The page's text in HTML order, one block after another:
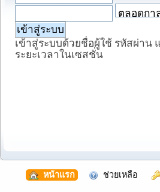
เข้าสู่ระบบด้วยชื่อผู้ใช้ รหัสผ่าน
ระยะเวลาในเซสชั่น
หน้าแรก ช่วยเหลือ